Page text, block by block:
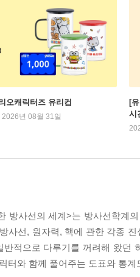
오캐릭터즈 유리컵
년 08월 31일
[
시
방사선의 세계>는 방사선학계
사선, 원자력, 핵에 관한 각종
반적으로 다루기를 꺼려해 왔던
터와 함께 풀어주는 도표와 통